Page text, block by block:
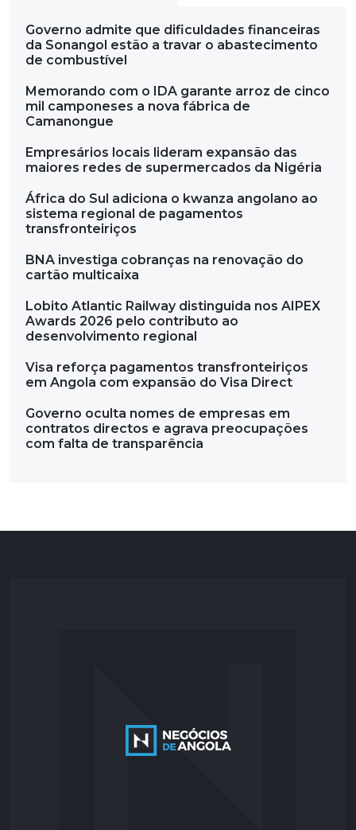
Governo admite que dificuldades financeiras
da Sonangol estão a travar o abastecimento
de combustível
Memorando com o IDA garante arroz de cinco
mil camponeses a nova fábrica de
Camanongue
Empresários locais lideram expansão das
maiores redes de supermercados da Nigéria
África do Sul adiciona o kwanza angolano ao
sistema regional de pagamentos
transfronteiriços
BNA investiga cobranças na renovação do
cartão multicaixa
Lobito Atlantic Railway distinguida nos AIPEX
Awards 2026 pelo contributo ao
desenvolvimento regional
Visa reforça pagamentos transfronteiriços
em Angola com expansão do Visa Direct
Governo oculta nomes de empresas em
contratos directos e agrava preocupações
com falta de transparência